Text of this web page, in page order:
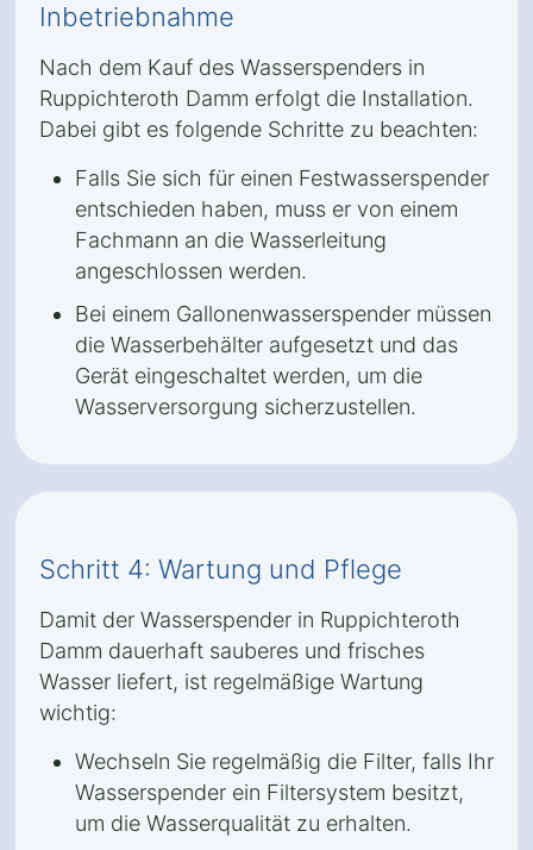
Inbetriebnahme
Nach dem Kauf des Wasserspenders in
Ruppichteroth Damm erfolgt die Installation.
Dabei gibt es folgende Schritte zu beachten:
Falls Sie sich für einen Festwasserspender
entschieden haben, muss er von einem
Fachmann an die Wasserleitung
angeschlossen werden.
Bei einem Gallonenwasserspender müssen
die Wasserbehälter aufgesetzt und das
Gerät eingeschaltet werden, um die
Wasserversorgung sicherzustellen.
Schritt 4: Wartung und Pflege
Damit der Wasserspender in Ruppichteroth
Damm dauerhaft sauberes und frisches
Wasser liefert, ist regelmäßige Wartung
wichtig:
Wechseln Sie regelmäßig die Filter, falls Ihr
Wasserspender ein Filtersystem besitzt,
um die Wasserqualität zu erhalten.